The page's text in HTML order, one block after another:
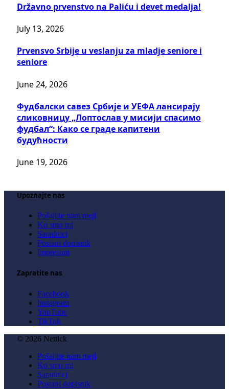
Državno prvenstvo na Paliću i devet medalja!
July 13, 2026
Prvensvo Srbije u veslanju za mladje seniore i
seniore
June 24, 2026
Фудбалски савез Србије и УЕФА лансирају
сликовницу „Лоптослав у мисији спасимо
фудбал“: Како се граде капитени
будућности
June 19, 2026
Upoznajte nas
Pošaljite nam mejl
Ko smo mi
Saradnici
Postani dopisnik
Impresum
Zapratite nas
Facebook
Instagram
YouTube
TikTok
© 2026 Nettick
Pošaljite nam mejl
Ko smo mi
Saradnici
Postani dopisnik